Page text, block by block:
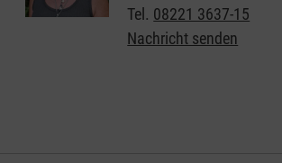
Tel. 08221 3637-15
Nachricht senden